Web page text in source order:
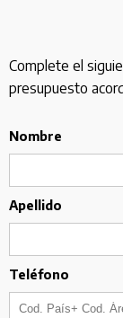
Complete el
presupuesto
Nombre
Apellido
Teléfono